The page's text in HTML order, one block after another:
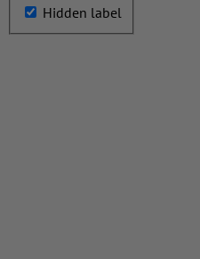
Hidden label